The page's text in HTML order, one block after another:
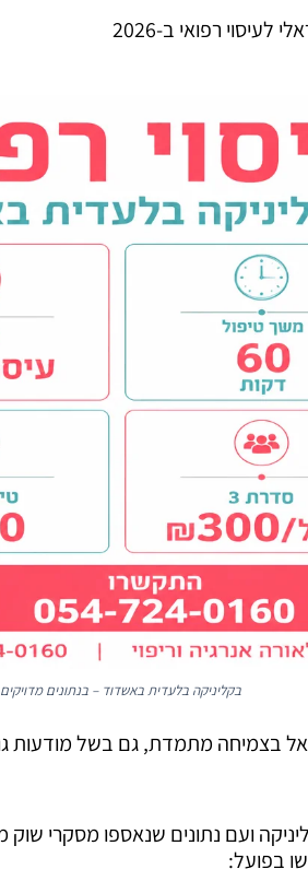
רפואי ב-2026
בקליניקה בלעדית באשדוד – בנתונים מדויקים
בצמיחה מתמדת, גם בשל מודעות
בפועל: